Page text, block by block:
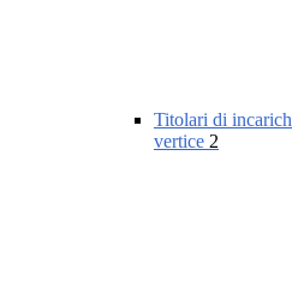
Titolari di
vertice 2